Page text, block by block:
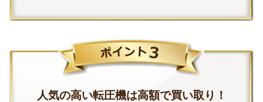
人気の高い転圧機は高額で買い取り！